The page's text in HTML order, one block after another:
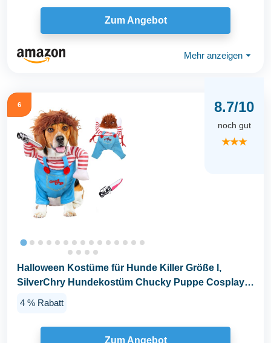
Zum Angebot
Mehr anzeigen ⏷
6 8.7/10
noch gut
★★★
Halloween Kostüme für Hunde Killer Größe l,
SilverChry Hundekostüm Chucky Puppe Cosplay
4 % Rabatt
Zum Angebot